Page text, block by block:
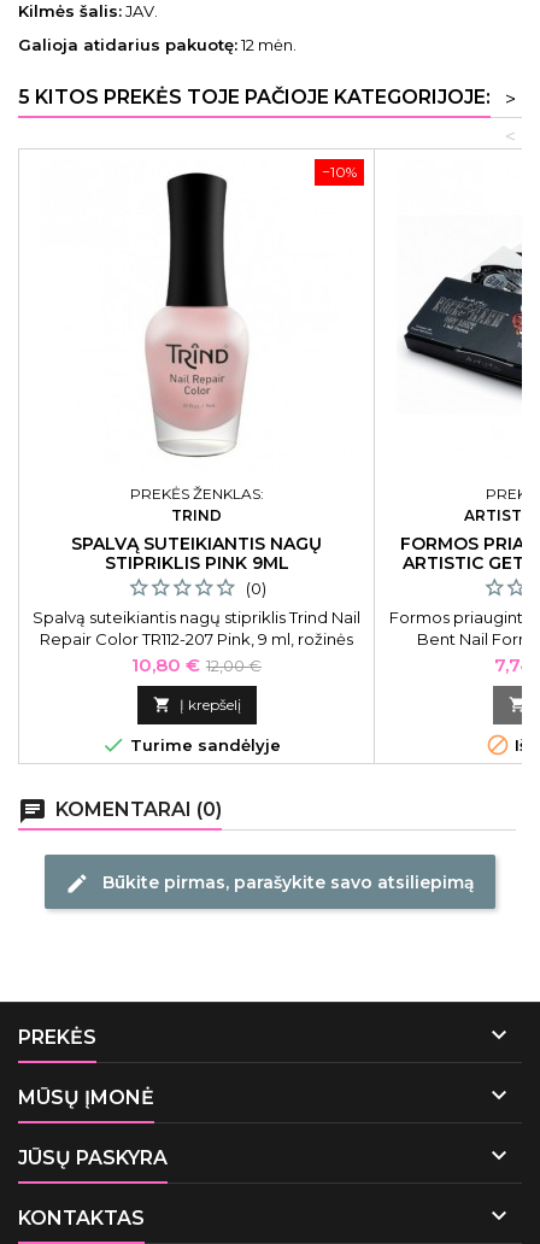
Kilmės šalis:JAV.
Galioja atidarius pakuotę:12 mėn.
5 KITOS PREKĖS TOJE PAČIOJE KATEGORIJOJE:
>
<
−10%
PREKĖS ŽENKLAS:
TRIND
SPALVĄ SUTEIKIANTIS NAGŲ
STIPRIKLIS PINK 9ML
(0)
Spalvą suteikiantis nagų stipriklis Trind Nail
Repair Color TR112-207 Pink, 9 ml, rožinės
spalvos
Kaina
10,80 € Bazinė
kaina
12,00 €
 Į krepšelį
 Turime sandėlyje
FORMOS
ARTISTIC GET
Formos
Bent Nail
7,74


chat KOMENTARAI (0)
edit Būkite pirmas, parašykite savo atsiliepimą
PREKĖS 
MŪSŲ ĮMONĖ 
JŪSŲ PASKYRA 
KONTAKTAS 